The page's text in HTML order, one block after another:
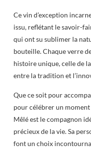
Ce vin d’exception
issu, reflétant le savoir-
qui ont su sublimer la
bouteille. Chaque verre
histoire unique, celle de
entre la tradition et
Que ce soit pour
pour célébrer un moment
Mêlé est le compagnon
précieux de la vie. Sa
font un choix